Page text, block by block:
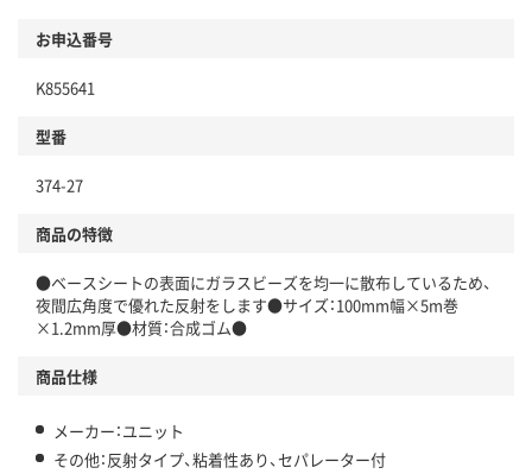
お申込番号
K855641
型番
374-27
商品の特徴
●ベースシートの表面にガラスビーズを均一に散布しているため、
夜間広角度で優れた反射をします●サイズ：100mm幅×5m巻
×1.2mm厚●材質：合成ゴム●
商品仕様
メーカー：ユニット
その他：反射タイプ、粘着性あり、セパレーター付